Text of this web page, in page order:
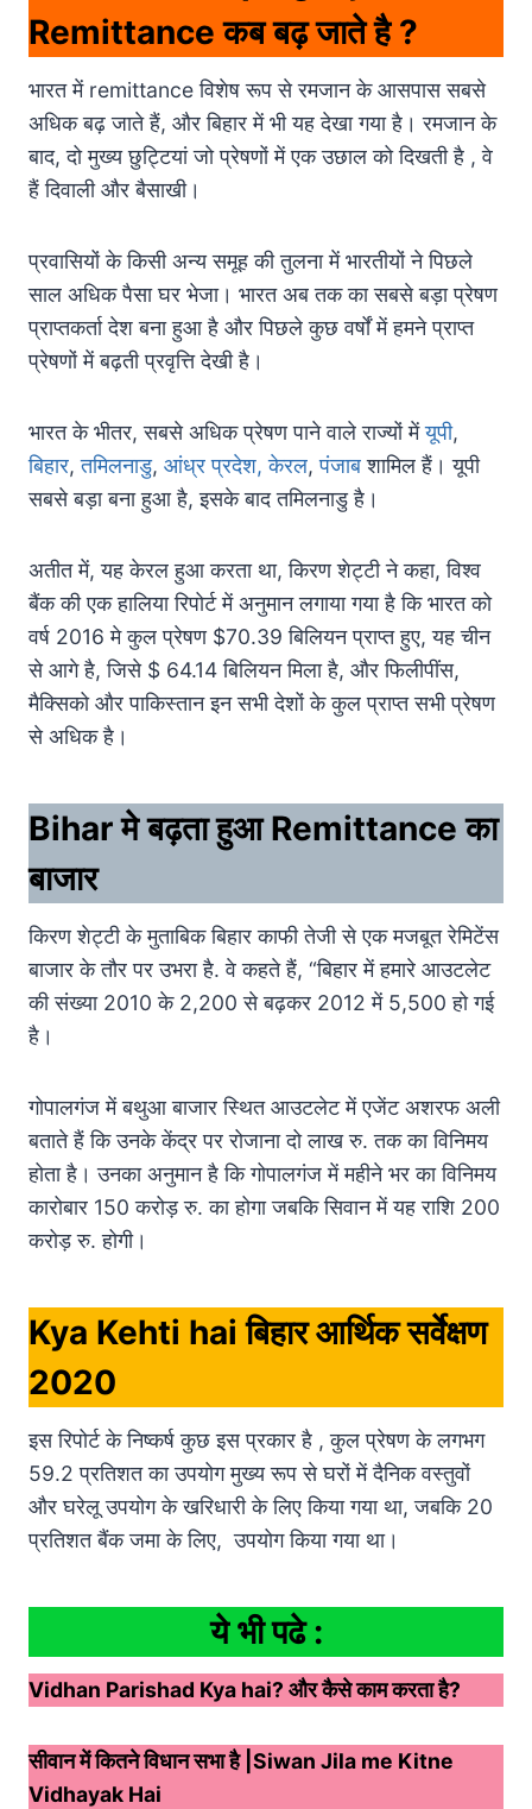
Remittance कब बढ़ जाते है ?
भारत में remittance विशेष रूप से रमजान के आसपास सबसे
अधिक बढ़ जाते हैं, और बिहार में भी यह देखा गया है। रमजान के
बाद, दो मुख्य छुट्टियां जो प्रेषणों में एक उछाल को दिखती है , वे
हैं दिवाली और बैसाखी।
प्रवासियों के किसी अन्य समूह की तुलना में भारतीयों ने पिछले
साल अधिक पैसा घर भेजा। भारत अब तक का सबसे बड़ा प्रेषण
प्राप्तकर्ता देश बना हुआ है और पिछले कुछ वर्षों में हमने प्राप्त
प्रेषणों में बढ़ती प्रवृत्ति देखी है।
भारत के भीतर, सबसे अधिक प्रेषण पाने वाले राज्यों मेंयूपी,
बिहार,तमिलनाडु, आंध्र प्रदेश, केरल,पंजाबशामिल हैं। यूपी
सबसे बड़ा बना हुआ है, इसके बाद तमिलनाडु है।
अतीत में, यह केरल हुआ करता था, किरण शेट्टी ने कहा, विश्व
बैंक की एक हालिया रिपोर्ट में अनुमान लगाया गया है कि भारत को
वर्ष 2016 मे कुल प्रेषण $70.39 बिलियन प्राप्त हुए, यह चीन
से आगे है, जिसे $ 64.14 बिलियन मिला है, और फिलीपींस,
मैक्सिको और पाकिस्तान इन सभी देशों के कुल प्राप्त सभी प्रेषण
से अधिक है।
Bihar मे बढ़ता हुआ Remittance का
बाजार
किरण शेट्टी के मुताबिक बिहार काफी तेजी से एक मजबूत रेमिटेंस
बाजार के तौर पर उभरा है. वे कहते हैं, “बिहार में हमारे आउटलेट
की संख्या 2010 के 2,200 से बढ़कर 2012 में 5,500 हो गई
है।
गोपालगंज में बथुआ बाजार स्थित आउटलेट में एजेंट अशरफ अली
बताते हैं कि उनके केंद्र पर रोजाना दो लाख रु. तक का विनिमय
होता है। उनका अनुमान है कि गोपालगंज में महीने भर का विनिमय
कारोबार 150 करोड़ रु. का होगा जबकि सिवान में यह राशि 200
करोड़ रु. होगी।
Kya Kehti haiबिहार आर्थिक सर्वेक्षण
2020
इस रिपोर्ट के निष्कर्ष कुछ इस प्रकार है , कुल प्रेषण के लगभग
59.2 प्रतिशत का उपयोग मुख्य रूप से घरों में दैनिक वस्तुवों
और घरेलू उपयोग के खरिधारी के लिए किया गया था, जबकि 20
प्रतिशत बैंक जमा के लिए, उपयोग किया गया था।
ये भी पढे :
Vidhan Parishad Kya hai? और कैसे काम करता है?
सीवान में कितने विधान सभा है |Siwan Jila me Kitne
Vidhayak Hai